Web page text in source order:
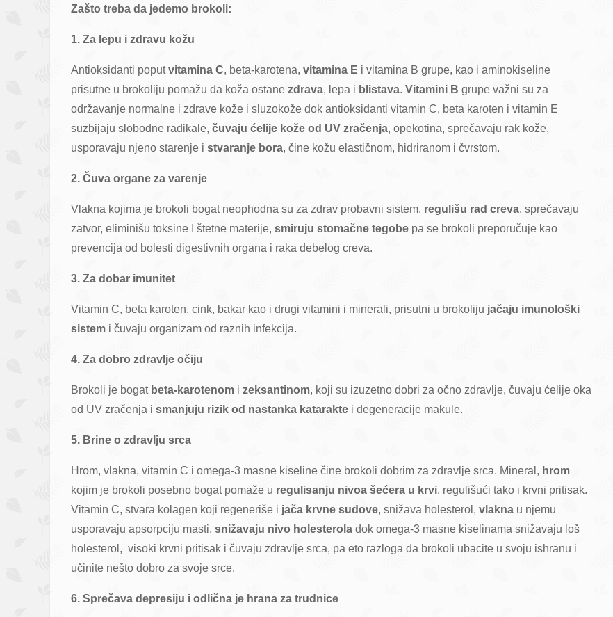
Zašto treba da jedemo brokoli:
1. Za lepu i zdravu kožu
Antioksidanti poputvitamina C, beta-karotena, vitamina E i vitamina B grupe, kao i aminokiseline
prisutne u brokoliju pomažu da koža ostane zdrava, lepa i blistava. Vitamini B grupe važni su za
održavanje normalne i zdrave kože i sluzokože dok antioksidanti vitamin C, beta karoten i vitamin E
suzbijaju slobodne radikale, čuvaju ćelije kože od UV zračenja, opekotina, sprečavaju rak kože,
usporavaju njeno starenje i stvaranje bora, čine kožu elastičnom, hidriranom i čvrstom.
2. Čuva organe za varenje
Vlakna kojima je brokoli bogat neophodna su za zdrav probavni sistem, regulišu rad creva, sprečavaju
zatvor, eliminišu toksine I štetne materije, smiruju stomačne tegobe pa se brokoli preporučuje kao
prevencija od bolesti digestivnih organa i raka debelog creva.
3. Za dobar imunitet
Vitamin C, beta karoten, cink, bakar kao i drugi vitamini i minerali, prisutni u brokoliju jačaju imunološki
sistem i čuvaju organizam od raznih infekcija.
4. Za dobro zdravlje očiju
Brokoli je bogat beta-karotenom i zeksantinom, koji su izuzetno dobri za očno zdravlje, čuvaju ćelije oka
od UV zračenja i smanjuju rizik od nastanka katarakte i degeneracije makule.
5. Brine o zdravlju srca
Hrom, vlakna, vitamin C i omega-3 masne kiseline čine brokoli dobrim za zdravlje srca. Mineral, hrom
kojim je brokoli posebno bogat pomaže u regulisanju nivoa šećera u krvi, regulišući tako i krvni pritisak.
Vitamin C, stvara kolagen koji regeneriše i jača krvne sudove, snižava holesterol, vlakna u njemu
usporavaju apsorpciju masti, snižavaju nivo holesterola dok omega-3 masne kiselinama snižavaju loš
holesterol, visoki krvni pritisak i čuvaju zdravlje srca, pa eto razloga da brokoli ubacite u svoju ishranu i
učinite nešto dobro za svoje srce.
6. Sprečava depresiju i odlična je hrana za trudnice